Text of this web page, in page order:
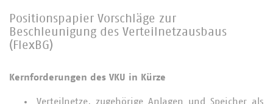
Positionspapier Vorschläge zur
Beschleunigung des Verteilnetzausbaus
(FlexBG)
Kernforderungen des VKU in Kürze
Verteilnetze, zugehörige Anlagen und Speicher als